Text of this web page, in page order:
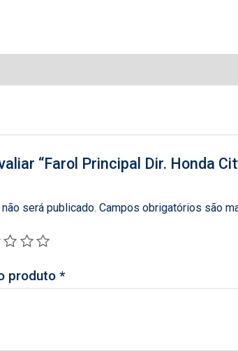
“Farol Principal Dir. Honda
será publicado. Campos obrigatórios são
produto*